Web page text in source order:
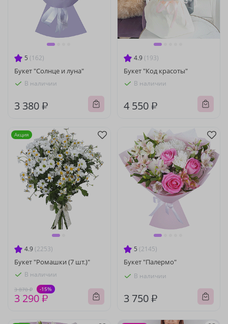
5 (162)
Букет "Солнце и луна"
В наличии
3 380 ₽
4.9 (193)
Букет "Код красоты"
В наличии
4 550 ₽
4.9 (2253)
Букет "Ромашки (7 шт.)"
В наличии
3 870 ₽ -15%
3 290 ₽
Акция
5 (2145)
Букет "Палермо"
В наличии
3 750 ₽